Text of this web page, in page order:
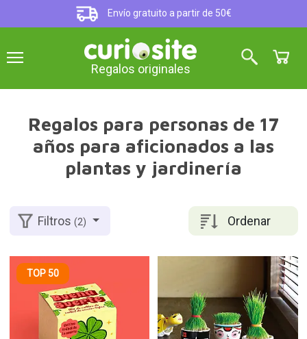
Envío gratuito a partir de 50€
Regalos originales
Regalos para personas de 17
años para aficionados a las
plantas y jardinería
Ordenar
Filtros(2)
TOP 50